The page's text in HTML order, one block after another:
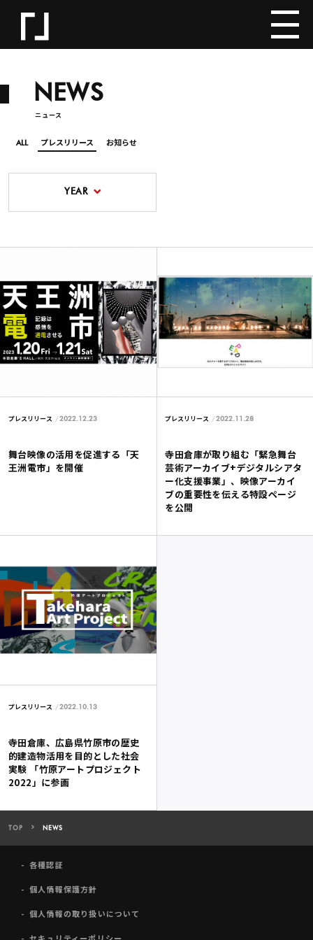
NEWS
ニュース
ALL プレスリリース お知らせ
YEAR
プレスリリース 2022.12.23
舞台映像の活用を促進する「天
王洲電市」を開催
プレスリリース 2022.11.28
寺田倉庫が取り組む「緊急舞台
芸術アーカイブ+デジタルシアタ
ー化支援事業」、映像アーカイ
ブの重要性を伝える特設ページ
を公開
プレスリリース 2022.10.13
寺田倉庫、広島県竹原市の歴史
的建造物活用を目的とした社会
実験 「竹原アートプロジェクト
2022」に参画
TOP NEWS
各種認証
個人情報保護方針
個人情報の取り扱いについて